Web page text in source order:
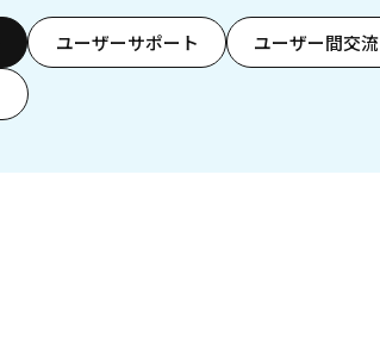
ユーザーサポート ユーザー間交流